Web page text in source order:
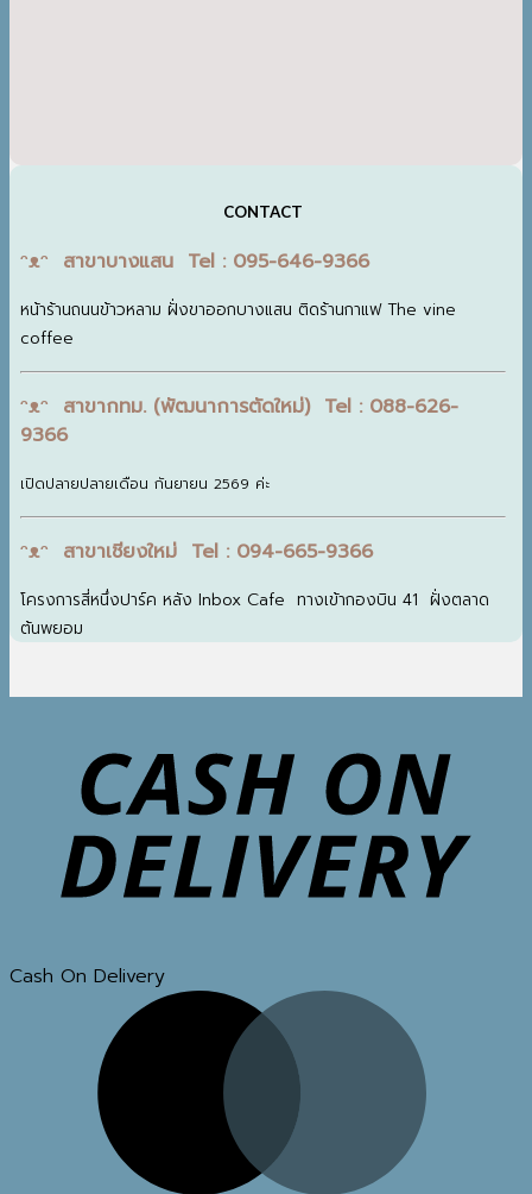
CONTACT
ᵔᴥᵔ สาขาบางแสน Tel : 095-646-9366
หน้าร้านถนนข้าวหลาม ฝั่งขาออกบางแสน ติดร้านกาแฟ The vine
coffee
ᵔᴥᵔ สาขากทม. (พัฒนาการตัดใหม่) Tel : 088-626-
9366
เปิดปลายปลายเดือน กันยายน 2569 ค่ะ
ᵔᴥᵔ สาขาเชียงใหม่ Tel : 094-665-9366
โครงการสี่หนึ่งปาร์ค หลัง Inbox Cafe ทางเข้ากองบิน 41 ฝั่งตลาด
ต้นพยอม
Cash On Delivery